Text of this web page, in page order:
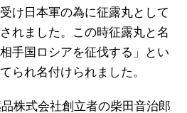
け日本軍の為に征露丸として
れました。この時征露丸と名
手国ロシアを征伐する」とい
られ名付けられました。
株式会社創立者の柴田音治郎